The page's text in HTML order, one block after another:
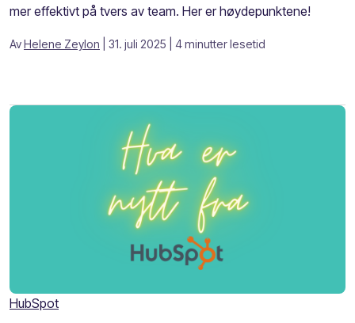
mer effektivt på tvers av team. Her er høydepunktene!
AvHelene Zeylon | 31. juli 2025 | 4 minutter lesetid
HubSpot